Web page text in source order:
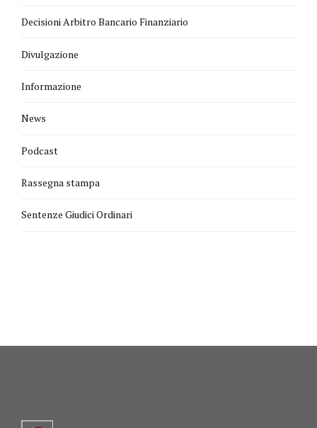
Decisioni Arbitro Bancario Finanziario
Divulgazione
Informazione
News
Podcast
Rassegna stampa
Sentenze Giudici Ordinari